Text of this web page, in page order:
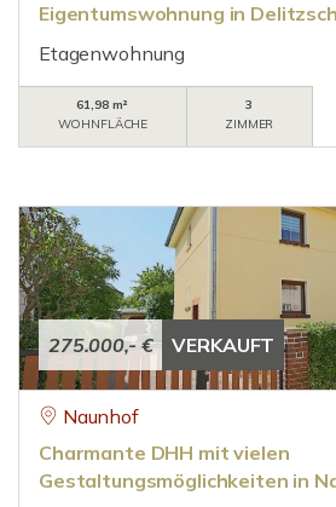
Eigentumswohnung in
Etagenwohnung
61,98 m²
WOHNFLÄCHE
3
ZIMMER
275.000,- € VERKAUFT
Naunhof
Charmante DHH mit vielen
Gestaltungsmöglichkeiten in